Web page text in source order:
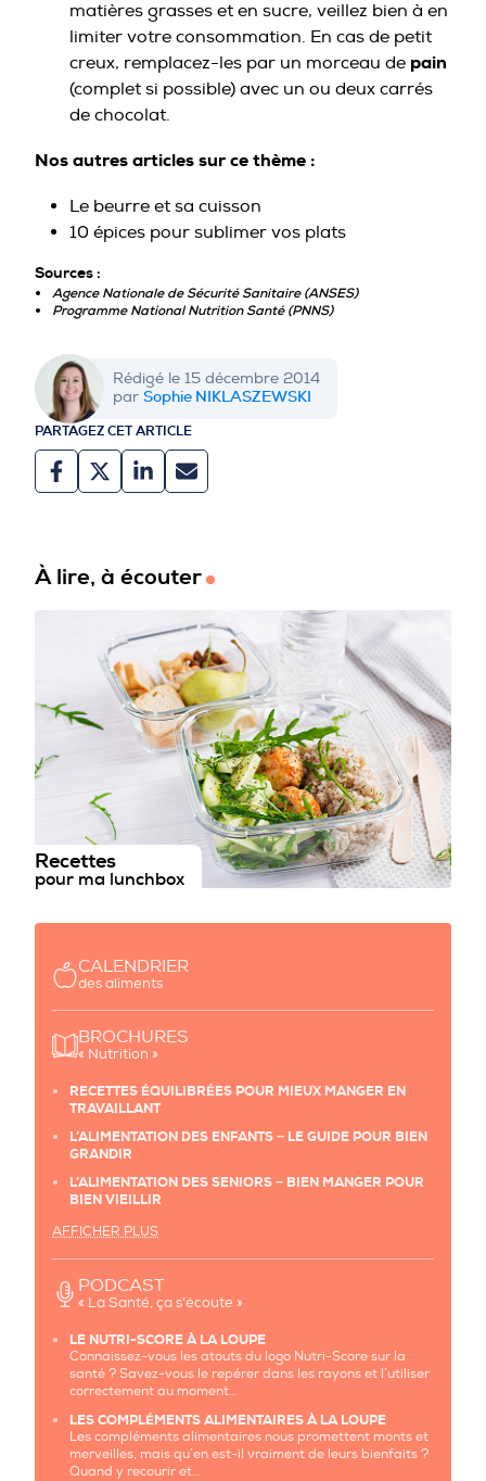
matières grasses et en sucre, veillez bien à en
limiter votre consommation. En cas de petit
creux, remplacez-les par un morceau de pain
(complet si possible) avec un ou deux carrés
de chocolat.
Nos autres articles sur ce thème :
Le beurre et sa cuisson
10 épices pour sublimer vos plats
Sources :
Agence Nationale de Sécurité Sanitaire (ANSES)
Programme National Nutrition Santé (PNNS)
Rédigé le 15 décembre 2014
par Sophie NIKLASZEWSKI
PARTAGEZ CET ARTICLE
À lire, à écouter
Recettes
pour ma lunchbox
CALENDRIER
des aliments
BROCHURES
« Nutrition »
RECETTES ÉQUILIBRÉES POUR MIEUX MANGER EN
TRAVAILLANT
L’ALIMENTATION DES ENFANTS − LE GUIDE POUR BIEN
GRANDIR
L’ALIMENTATION DES SENIORS − BIEN MANGER POUR
BIEN VIEILLIR
AFFICHER PLUS
PODCAST
« La Santé, ça s’écoute »
LE NUTRI-SCORE À LA LOUPE
Connaissez-vous les atouts du logo Nutri-Score sur la
santé ? Savez-vous le repérer dans les rayons et l’utiliser
correctement au moment…
LES COMPLÉMENTS ALIMENTAIRES À LA LOUPE
Les compléments alimentaires nous promettent monts et
merveilles, mais qu’en est-il vraiment de leurs bienfaits ?
Quand y recourir et…